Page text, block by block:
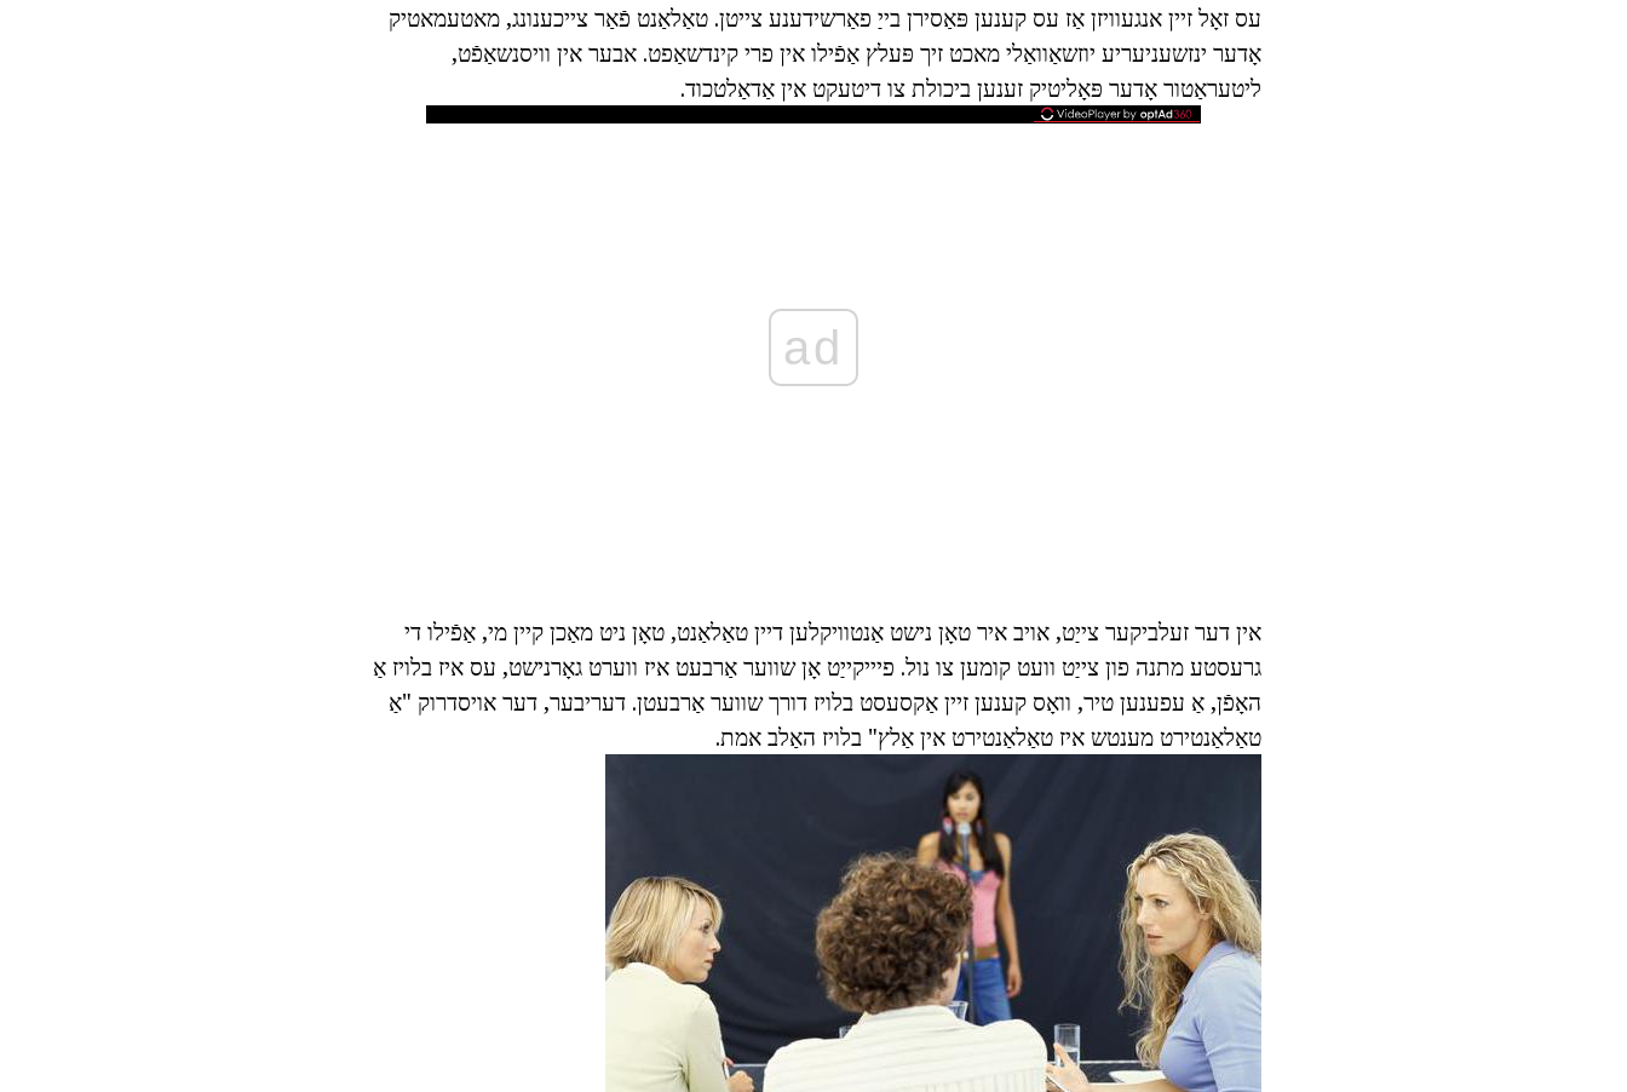
עס זאָל זיין אנגעוויזן אַז עס קענען פּאַסירן בייַ פאַרשידענע צייטן. טאַלאַנט פֿאַר צייכענונג, מאטעמאטיק
אָדער ינזשעניעריע יוזשאַוואַלי מאכט זיך פּעלץ אַפֿילו אין פרי קינדשאַפט. אבער אין וויסנשאַפֿט,
ליטעראַטור אָדער פּאָליטיק זענען ביכולת צו דיטעקט אין אַדאַלטכוד.
ad
אין דער זעלביקער צייַט, אויב איר טאָן נישט אַנטוויקלען דיין טאַלאַנט, טאָן ניט מאַכן קיין מי, אַפֿילו די
גרעסטע מתנה פון צייַט וועט קומען צו נול. פיייקייַט אָן שווער אַרבעט איז ווערט גאָרנישט, עס איז בלויז אַ
האָפֿן, אַ עפענען טיר, וואָס קענען זיין אַקסעסט בלויז דורך שווער אַרבעטן. דעריבער, דער אויסדרוק "אַ
טאַלאַנטירט מענטש איז טאַלאַנטירט אין אַלץ" בלויז האַלב אמת.